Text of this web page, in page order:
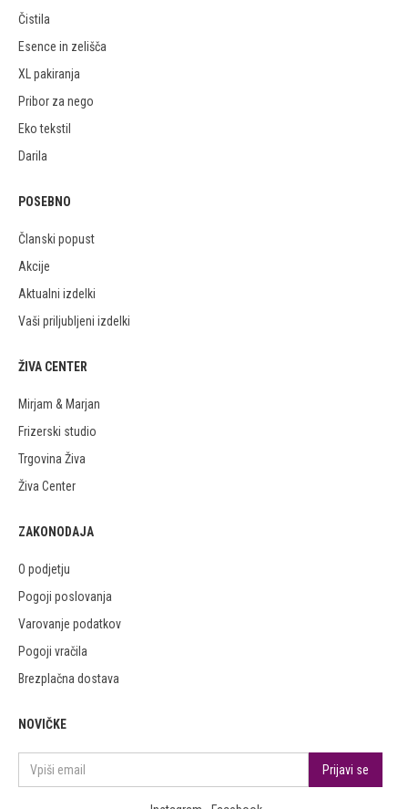
Čistila
Esence in zelišča
XL pakiranja
Pribor za nego
Eko tekstil
Darila
POSEBNO
Članski popust
Akcije
Aktualni izdelki
Vaši priljubljeni izdelki
ŽIVA CENTER
Mirjam & Marjan
Frizerski studio
Trgovina Živa
Živa Center
ZAKONODAJA
O podjetju
Pogoji poslovanja
Varovanje podatkov
Pogoji vračila
Brezplačna dostava
NOVIČKE